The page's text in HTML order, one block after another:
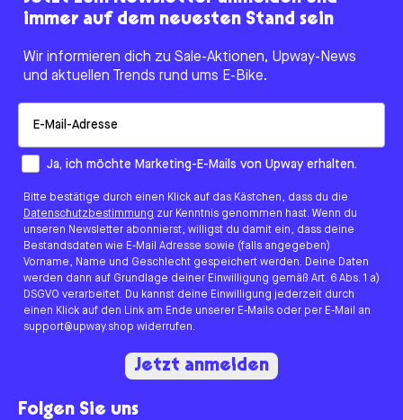
immer auf dem neuesten Stand sein
Wir informieren dich zu Sale-Aktionen, Upway-News
und aktuellen Trends rund ums E-Bike.
How would you like to hear from us?
Ja, ich möchte Marketing-E-Mails von Upway erhalten.
Bitte bestätige durch einen Klick auf das Kästchen, dass du die
Datenschutzbestimmung zur Kenntnis genommen hast. Wenn du
unseren Newsletter abonnierst, willigst du damit ein, dass deine
Bestandsdaten wie E-Mail Adresse sowie (falls angegeben)
Vorname, Name und Geschlecht gespeichert werden. Deine Daten
werden dann auf Grundlage deiner Einwilligung gemäß Art. 6 Abs. 1 a)
DSGVO verarbeitet. Du kannst deine Einwilligung jederzeit durch
einen Klick auf den Link am Ende unserer E-Mails oder per E-Mail an
support@upway.shop widerrufen.
Jetzt anmelden
Folgen Sie uns